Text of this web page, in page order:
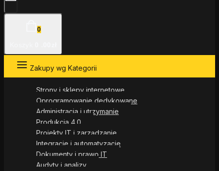
0
Zakupy wg Kategorii
Strony i sklepy internetowe
Oprogramowanie dedykowane
Administracja i utrzymanie
Produkcja 4.0
Projekty IT i zarządzanie
Integracje i automatyzacje
Dokumenty i prawo IT
Audyty i analizy